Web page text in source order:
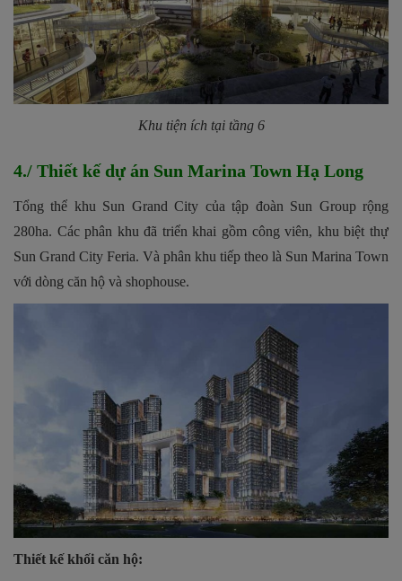
Khu tiện ích tại tầng 6
4./ Thiết kế dự án Sun Marina Town Hạ Long
Tổng thể khu Sun Grand City của tập đoàn Sun Group rộng
280ha. Các phân khu đã triển khai gồm công viên, khu biệt thự
Sun Grand City Feria. Và phân khu tiếp theo là Sun Marina Town
với dòng căn hộ và shophouse.
Thiết kế khối căn hộ: